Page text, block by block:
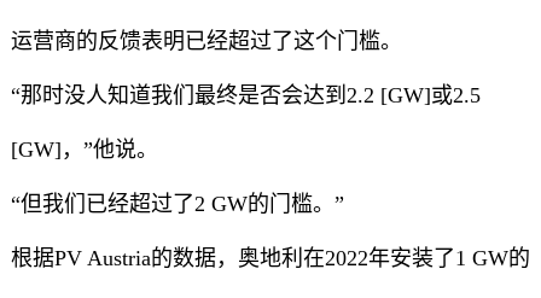
运营商的反馈表明已经超过了这个门槛。
“那时没人知道我们最终是否会达到2.2 [GW]或2.5
[GW]，”他说。
“但我们已经超过了2 GW的门槛。”
根据PV Austria的数据，奥地利在2022年安装了1 GW的